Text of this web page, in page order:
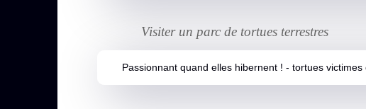
Visiter un parc de tortues terrestres
Passionnant quand elles hibernent ! - tortues